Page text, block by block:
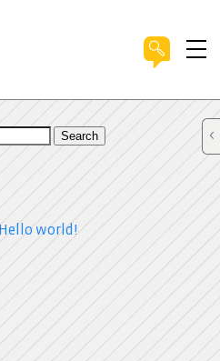
Search
Hello world!